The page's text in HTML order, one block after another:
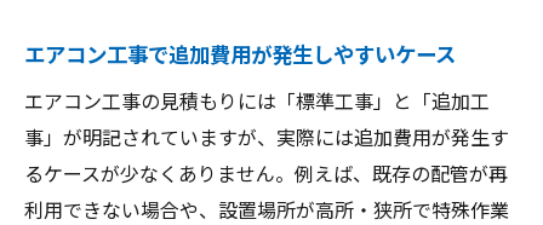
エアコン工事で追加費用が発生しやすいケース
エアコン工事の見積もりには「標準工事」と「追加工
事」が明記されていますが、実際には追加費用が発生す
るケースが少なくありません。例えば、既存の配管が再
利用できない場合や、設置場所が高所・狭所で特殊作業